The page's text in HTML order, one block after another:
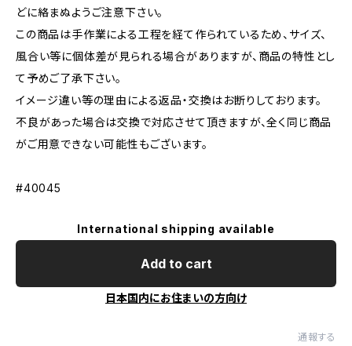
どに絡まぬようご注意下さい。
この商品は手作業による工程を経て作られているため、サイズ、
風合い等に個体差が見られる場合がありますが、商品の特性とし
て予めご了承下さい。
イメージ違い等の理由による返品・交換はお断りしております。
不良があった場合は交換で対応させて頂きますが、全く同じ商品
がご用意できない可能性もございます。
#40045
International shipping available
Add to cart
日本国内にお住まいの方向け
通報する